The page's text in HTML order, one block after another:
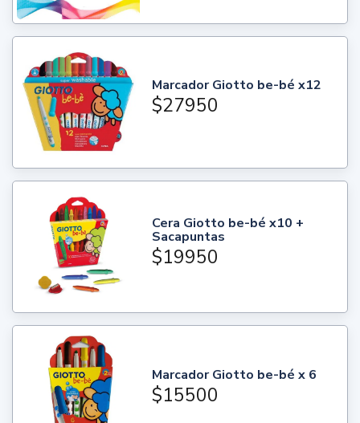
Marcador Giotto be-bé x12
$27950
Cera Giotto be-bé x10 +
Sacapuntas
$19950
Marcador Giotto be-bé x 6
$15500